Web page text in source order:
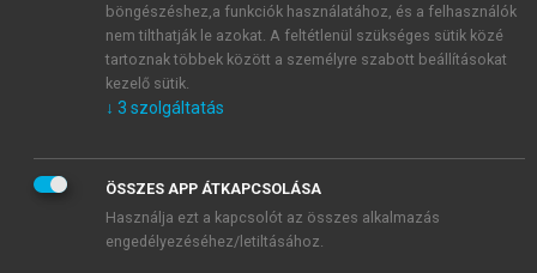
Általános vásárlási feltételeket, valamint a szotar.netés a
mersz.huoldalak licencszerződéseiben foglaltakat
tudomásul veszem és elfogadom.
KIPRÓBÁLOM
böngészéshez,a funkciók használatához, és a felhasználók
nem tilthatják le azokat. A feltétlenül szükséges sütik közé
tartoznak többek között a személyre szabott beállításokat
kezelő sütik.
↓ 3 szolgáltatás
ÖSSZES APP ÁTKAPCSOLÁSA
Használja ezt a kapcsolót az összes alkalmazás
engedélyezéséhez/letiltásához.